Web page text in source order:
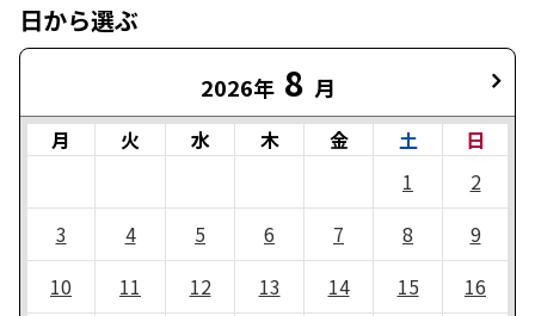
日から選ぶ
2026年 8 月
月 火 水 木 金 土
日
1
2
3
4 5 6 7 8
9
10
11 12 13 14 15
16